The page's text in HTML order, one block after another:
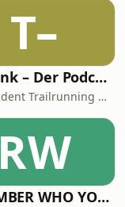
T–
Trailfunk – Der Podcast von Alles-laufbar.de
Independent Trailrunning Media
RW
REMEMBER WHO YOU ARE - Wanda Badwal